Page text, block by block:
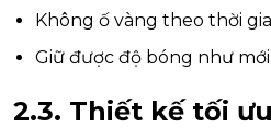
Không ố vàng theo thời
Giữ được độ bóng như mới.
2.3. Thiết kế tối